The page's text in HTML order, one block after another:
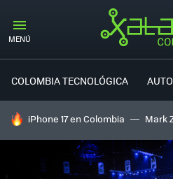
MENÚ
COLOMBIA TECNOLÓGICA AUTO
HOY SE HABLA DE
iPhone 17 en Colombia Mark